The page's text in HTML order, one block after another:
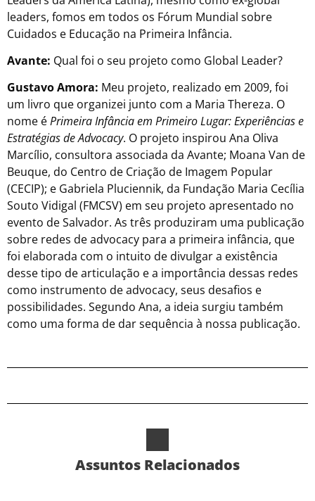
leaders, fomos em todos os Fórum Mundial sobre
Cuidados e Educação na Primeira Infância.
Avante: Qual foi o seu projeto como Global Leader?
Gustavo Amora: Meu projeto, realizado em 2009, foi
um livro que organizei junto com a Maria Thereza. O
nome éPrimeira Infância em Primeiro Lugar: Experiências e
Estratégias de Advocacy. O projeto inspirou Ana Oliva
Marcílio, consultora associada da Avante; Moana Van de
Beuque, do Centro de Criação de Imagem Popular
(CECIP); e Gabriela Pluciennik, da Fundação Maria Cecília
Souto Vidigal (FMCSV) em seu projeto apresentado no
evento de Salvador. As três produziram uma publicação
sobre redes de advocacy para a primeira infância, que
foi elaborada com o intuito de divulgar a existência
desse tipo de articulação e a importância dessas redes
como instrumento de advocacy, seus desafios e
possibilidades. Segundo Ana, a ideia surgiu também
como uma forma de dar sequência à nossa publicação.
Assuntos Relacionados